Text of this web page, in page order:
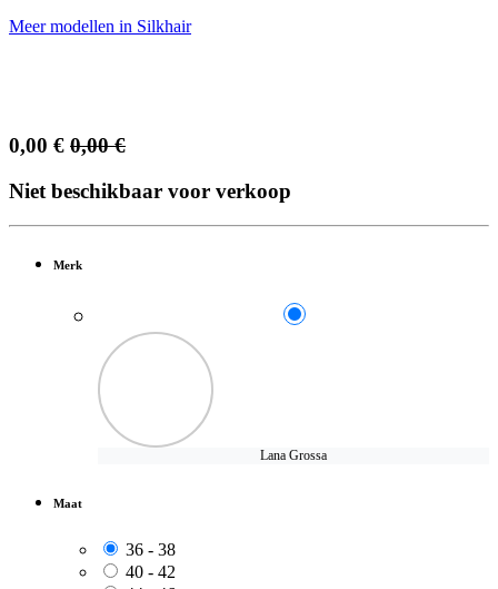
Meer modellen in Silkhair
0,00 € 0,00€
Niet beschikbaar voor verkoop
Merk
Lana Grossa
Maat
36 - 38
40 - 42